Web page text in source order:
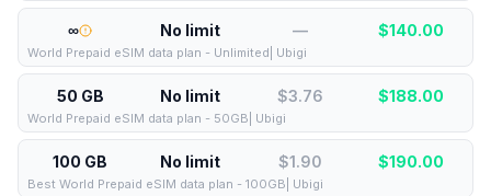
∞ No limit — $140.00
World Prepaid eSIM data plan - Unlimited| Ubigi
50 GB No limit $3.76 $188.00
World Prepaid eSIM data plan - 50GB| Ubigi
100 GB No limit $1.90 $190.00
Best World Prepaid eSIM data plan - 100GB| Ubigi